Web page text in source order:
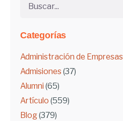
Categorías
Administración de Empresas
Admisiones (37)
Alumni (65)
Artículo (559)
Blog(379)